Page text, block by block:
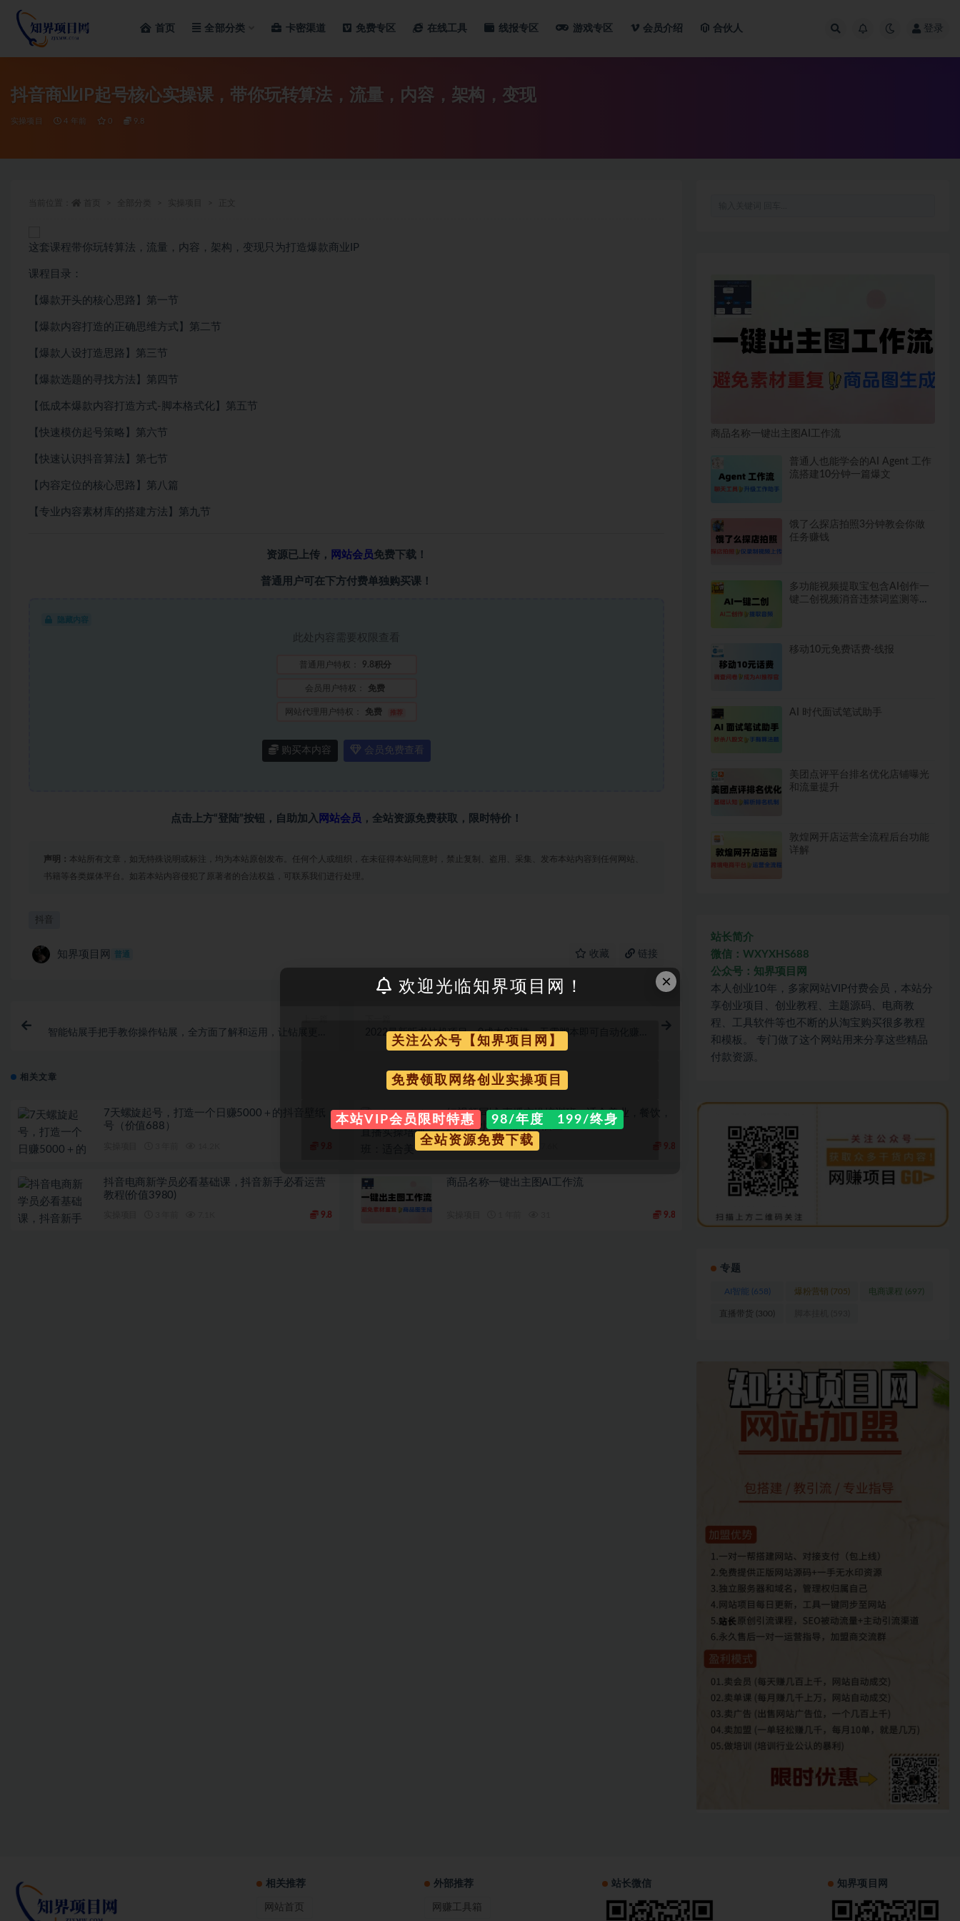
首页 全部分类 卡密渠道 免费专区 在线工具 线报专区 游戏专区 会员介绍 合伙人 登录
抖音商业IP起号核心实操课，带你玩转算法，流量，内容，架构，变现
实操项目 4 年前 0 9.8
这套课程带你玩转算法，流量，内容，架构，变现只为打造爆款商业IP
课程目录：
【爆款开头的核心思路】第一节
【爆款内容打造的正确思维方式】第二节
【爆款人设打造思路】第三节
【爆款选题的寻找方法】第四节
【低成本爆款内容打造方式-脚本格式化】第五节
【快速模仿起号策略】第六节
【快速认识抖音算法】第七节
【内容定位的核心思路】第八篇
【专业内容素材库的搭建方法】第九节
资源已上传， 网站会员免费下载！
普通用户可在下方付费单独购买课！
隐藏内容
此处内容需要权限查看
普通用户特权： 9.8积分
会员用户特权： 免费
网站代理用户特权： 免费 推荐
购买本内容 会员免费查看
点击上方“登陆”按钮，自助加入 网站会员 ，全站资源免费获取，限时特价！
声明： 本站所有文章，如无特殊说明或标注，均为本站原创发布。任何个人或组织，在未征得本站同意时，禁止复制、盗用、采集、发布本站内容到任何网站、
书籍等各类媒体平台。如若本站内容侵犯了原著者的合法权益，可联系我们进行处理。
抖音
知界项目网 普通 收藏 链接
智能钻展手把手教你操作钻展，全方面了解和运用，让钻展更加
2022最新听书挂机项目，0成本0门槛，无需脚本即可自动化赚钱
（详细教程）
相关文章
7天螺旋起号，打造一个日赚5000＋的抖音壁纸
号（价值688）
短视频同城·直播实操培训班：适合美业，餐饮，
舞蹈，小吃，服装，酒业
实操项目 3 年前 9.8
抖音电商新学员必看基础课，抖音新手必看运营
教程(价值3980)
9.8
商品名称一键出主图AI工作流
9.8
商品名称一键出主图AI工作流
普通人也能学会的AI Agent 工作
流搭建10分钟一篇爆文
饿了么探店拍照3分钟教会你做
任务赚钱
多功能视频提取宝包含AI创作一
键二创视频消音违禁词监测等永
移动10元免费话费-线报
AI 时代面试笔试助手
美团点评平台排名优化店铺曝光
和流量提升
敦煌网开店运营全流程后台功能
详解
站长简介
微信：WXYXHS688
公众号：知界项目网
本人创业10年，多家网站VIP付费会员，本站分
享创业项目、创业教程、主题源码、电商教
程、工具软件等也不断的从淘宝购买很多教程
和模板。 专门做了这个网站用来分享这些精品
付款资源。
专题
AI智能 (658) 爆粉营销 (705) 电商课程 (697)
直播带货 (300)
相关推荐
网站首页
外部推荐
网赚工具箱
站长微信 知界项目网
×
欢迎光临知界项目网！
关注公众号【知界项目网】
免费领取网络创业实操项目
本站VIP会员限时特惠
98/年度 199/终身
全站资源免费下载